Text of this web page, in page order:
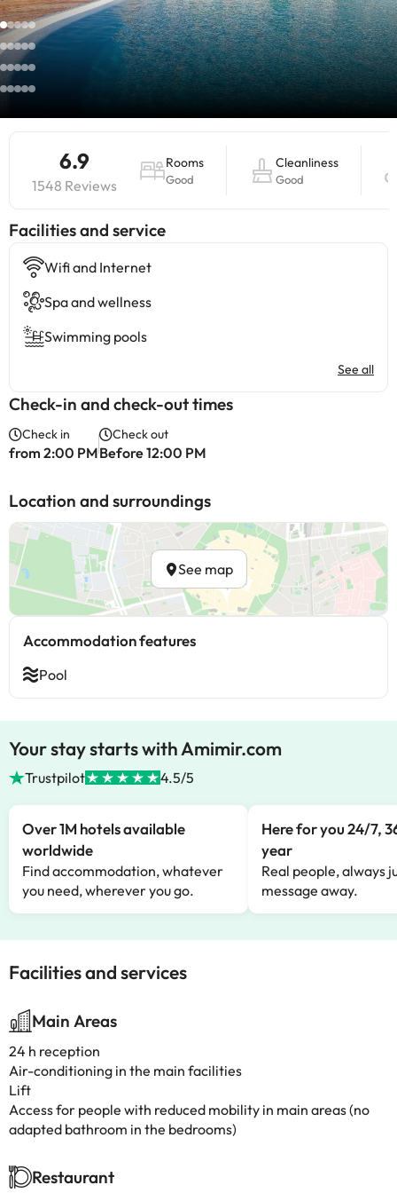
6.9
1548 Reviews
Rooms
Good
Cleanliness
Good
​Facilities and service
Wifi and Internet
Spa and wellness
Swimming pools
See all
Check-in and check-out times
Check in
from 2:00 PM
Check out
Before 12:00 PM
Location and surroundings
See map
Accommodation features
Pool
Your stay starts with Amimir.com
Trustpilot 4.5/5
Over 1M hotels available
worldwide
Find accommodation, whatever
you need, wherever you go.
Here for you 24/7,
year
Real people, always
message away.
Facilities and services
Main Areas
24 h reception
Air-conditioning in the main facilities
Lift
Access for people with reduced mobility in main areas (no
adapted bathroom in the bedrooms)
Restaurant